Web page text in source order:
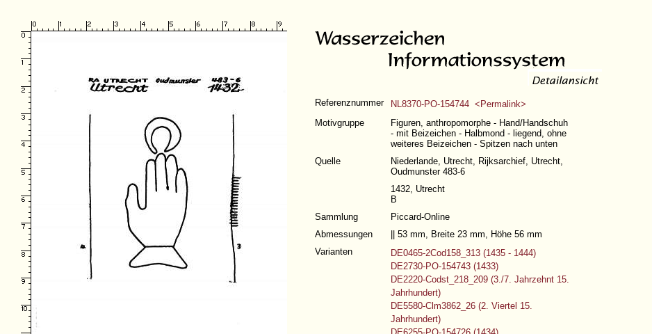
Referenznummer
NL8370-PO-154744 <Permalink>
Motivgruppe
Figuren, anthropomorphe - Hand/Handschuh
- mit Beizeichen - Halbmond - liegend, ohne
weiteres Beizeichen - Spitzen nach unten
Quelle
Niederlande, Utrecht, Rijksarchief, Utrecht,
Oudmunster 483-6
1432, Utrecht
B
Sammlung
Piccard-Online
Abmessungen
|| 53 mm, Breite 23 mm, Höhe 56 mm
Varianten
DE0465-2Cod158_313 (1435 - 1444)
DE2730-PO-154743 (1433)
DE2220-Codst_218_209 (3./7. Jahrzehnt 15.
Jahrhundert)
DE5580-Clm3862_26 (2. Viertel 15.
Jahrhundert)